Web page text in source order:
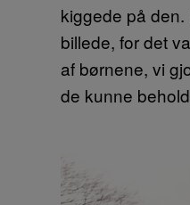
kiggede på
billede, for det
af børnene, vi
de kunne